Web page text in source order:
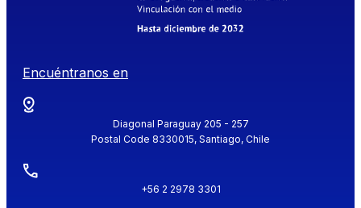
Encuéntranos en
Diagonal Paraguay 205 - 257
Postal Code 8330015, Santiago, Chile
+56 2 2978 3301